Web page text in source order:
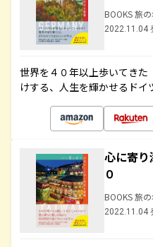
BOOKS 旅
2022.11.04
世界を４０年以上歩いてき
けする、人生を輝かせるド
心に寄り
０
BOOKS 旅
2022.11.04